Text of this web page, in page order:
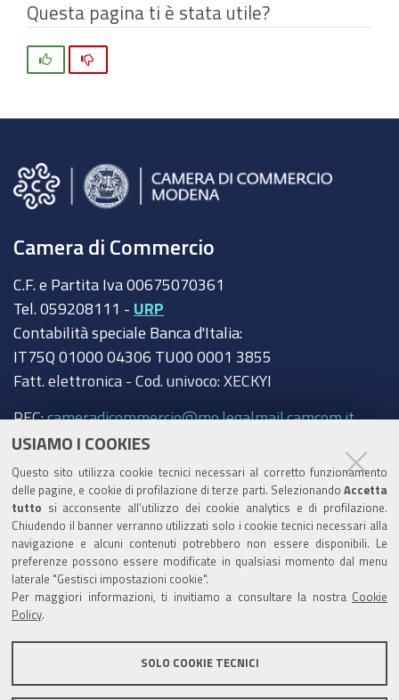
USIAMO I COOKIES
Questo sito utilizza cookie tecnici necessari al corretto funzionamento
delle pagine, e cookie di profilazione di terze parti. Selezionando Accetta
tutto si acconsente all’utilizzo dei cookie analytics e di profilazione.
Chiudendo il banner verranno utilizzati solo i cookie tecnici necessari alla
navigazione e alcuni contenuti potrebbero non essere disponibili. Le
preferenze possono essere modificate in qualsiasi momento dal menu
laterale "Gestisci impostazioni cookie".
Per maggiori informazioni, ti invitiamo a consultare la nostra Cookie
Policy
SOLO COOKIE TECNICI
Questa pagina ti è stata utile?
Camera di Commercio
C.F. e Partita Iva 00675070361
Tel. 059208111 - URP
Contabilità speciale Banca d'Italia:
IT75Q 01000 04306 TU00 0001 3855
Fatt. elettronica - Cod. univoco: XECKYI
PEC:cameradicommercio@mo.legalmail.camcom.it
Trasparenza
Amministrazione trasparente
Albo Camerale
Pubblicità Legale
Area riservata Amministratori